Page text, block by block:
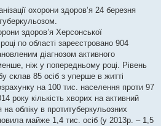
охорони здоров’я 24 березня
здоров’я Херсонської
по області зареєстровано 904
діагнозом активного
ніж у попередньому році. Рівень
склав 85 осіб з уперше в житті
на 100 тис. населення проти 97
року кількість хворих на активний
обліку в протитуберкульозних
майже 1,4 тис. осіб (у 2013р. – 1,5